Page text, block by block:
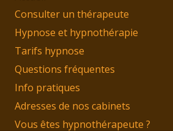
Consulter un thérapeute
Hypnose et hypnothérapie
Tarifs hypnose
Questions fréquentes
Info pratiques
Adresses de nos cabinets
Vous êtes hypnothérapeute ?